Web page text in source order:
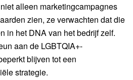
alleen marketingcampagnes
zien, ze verwachten dat die
in het DNA van het bedrijf zelf.
aan de LGBTQIA+-
blijven tot een
strategie.